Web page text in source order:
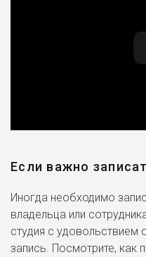
Если важно
Иногда необходимо
владельца или
студия с удовольствием
запись. Посмотрите, как